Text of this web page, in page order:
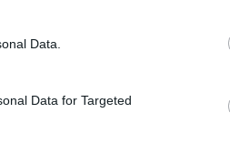
Data.
Data for Targeted